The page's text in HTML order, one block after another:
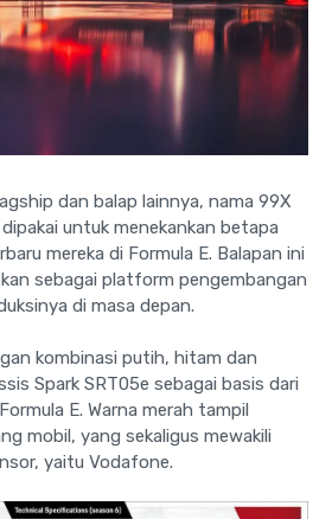
dan balap lainnya, nama 99X
untuk menekankan betapa
mereka di Formula E. Balapan ini
sebagai platform pengembangan
di masa depan.
kombinasi putih, hitam dan
Spark SRT05e sebagai basis dari
E. Warna merah tampil
mobil, yang sekaligus mewakili
yaitu Vodafone.